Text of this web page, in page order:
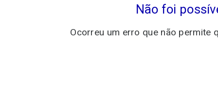
Não foi
Ocorreu um erro que não permite